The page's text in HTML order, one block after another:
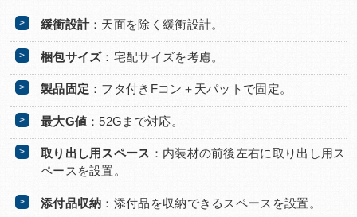
緩衝設計：天面を除く緩衝設計。
梱包サイズ：宅配サイズを考慮。
製品固定 ：フタ付きFコン＋天パットで固定。
最大G値 ：52Gまで対応。
取り出し用スペース ：内装材の前後左右に取り出し用ス
ペースを設置。
添付品収納 ：添付品を収納できるスペースを設置。